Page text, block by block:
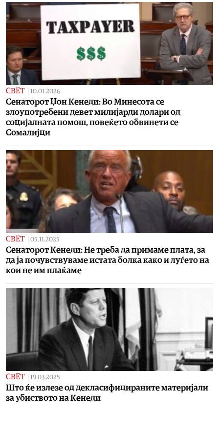
СВЕТ | 10.01.2026
Сенаторот Џон Кенеди: Во Минесота се
злоупотребени девет милијарди долари од
социјалната помош, повеќето обвинети се
Сомалијци
СВЕТ | 05.11.2025
Сенаторот Кенеди: Не треба да примаме плата, за
да ја почувствуваме истата болка како и луѓето на
кои не им плаќаме
СВЕТ | 19.03.2025
Што ќе излезе од декласифицираните материјали
за убиството на Кенеди